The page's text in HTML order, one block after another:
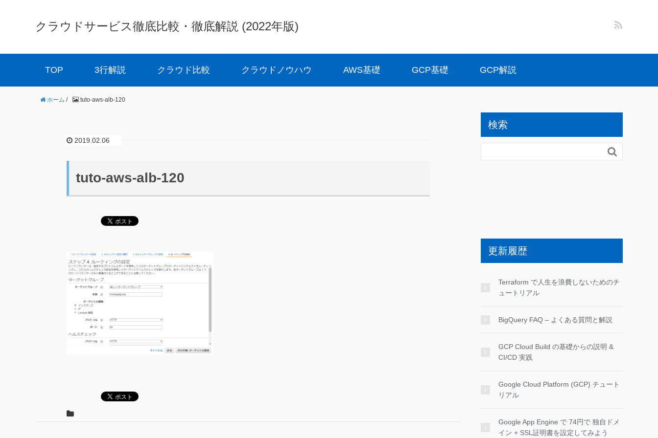
クラウドサービス徹底比較・徹底解説 (2022年版)
TOP 3行解説 クラウド比較 クラウドノウハウ AWS基礎 GCP基礎 GCP解説
ホーム / tuto-aws-alb-120
2019.02.06
tuto-aws-alb-120
検索

更新履歴
Terraform で人生を浪費しないためのチ
ュートリアル
BigQuery FAQ – よくある質問と解説
GCP Cloud Build の基礎からの説明 &
CI/CD 実践
Google Cloud Platform (GCP) チュート
リアル
Google App Engine で 74円で 独自ドメ
イン + SSL証明書を設定してみよう